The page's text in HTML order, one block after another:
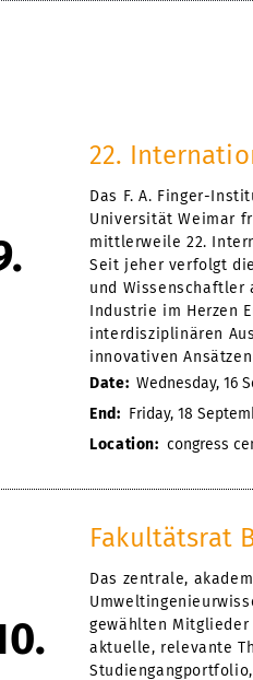
22.
Das F. A. Finger-
Universität Weimar
mittlerweile 22.
Seit jeher verfolgt
und Wissenschaftler
Industrie im Herzen
interdisziplinären
innovativen
Date: Wednesday, 16
End: Friday, 18
Location: congress
Fakultätsrat
Das zentrale,
gewählten
aktuelle, relevante